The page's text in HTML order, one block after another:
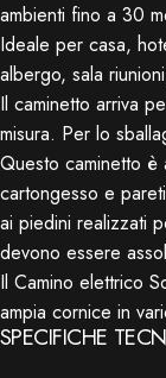
ambienti fino a 30
Ideale per casa,
albergo, sala
Il caminetto arriva
misura. Per lo
Questo caminetto è
cartongesso e
ai piedini realizzati
devono essere
Il Camino elettrico
ampia cornice in
SPECIFICHE